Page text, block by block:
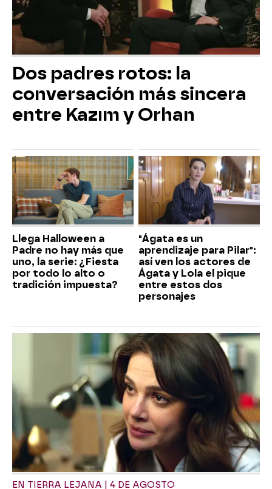
Dos padres rotos: la
conversación más sincera
entre Kazım y Orhan
Llega Halloween a
Padre no hay más que
uno, la serie: ¿Fiesta
por todo lo alto o
tradición impuesta?
"Ágata es un
aprendizaje para Pilar":
así ven los actores de
Ágata y Lola el pique
entre estos dos
personajes
EN TIERRA LEJANA | 4 DE AGOSTO